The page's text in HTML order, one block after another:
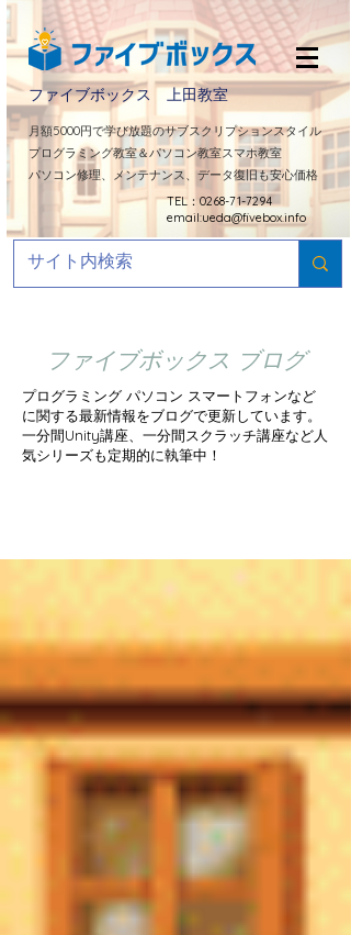
ファイブボックス 上田教室
​月額5000円で学び放題のサブスクリプションスタイル
プログラミング教室＆パソコン教室スマホ教室
パソコン修理、メンテナンス、データ復旧も安心価格
TEL：0268-71-7294
email:ueda@fivebox.info
ファイブボックス ブログ
プログラミング パソコン スマートフォンなど
に関する最新情報をブログで更新しています。
​一分間Unity講座、一分間スクラッチ講座など人
気シリーズも定期的に執筆中！